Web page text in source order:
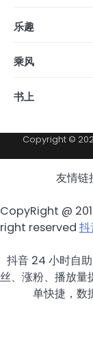
乐趣
乘风
书上
Copyright ©
友情链
CopyRight @
right reserved 抖
抖音 24 小时自
丝、涨粉、播放量
单快捷，数